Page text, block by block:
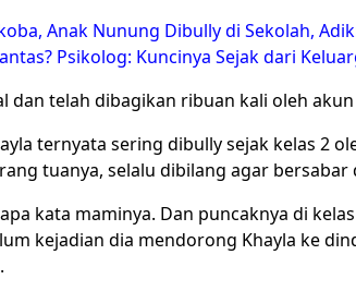
Anak Nunung Dibully di Sekolah,
Psikolog: Kuncinya Sejak dari
dan telah dibagikan ribuan kali oleh
ternyata sering dibully sejak kelas 2
tuanya, selalu dibilang agar bersabar
kata maminya. Dan puncaknya di
kejadian dia mendorong Khayla ke